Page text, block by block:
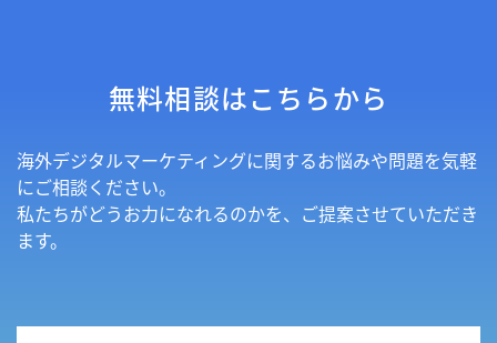
無料相談はこちらから
海外デジタルマーケティングに関するお悩みや問題を気軽
にご相談ください。
私たちがどうお力になれるのかを、ご提案させていただき
ます。